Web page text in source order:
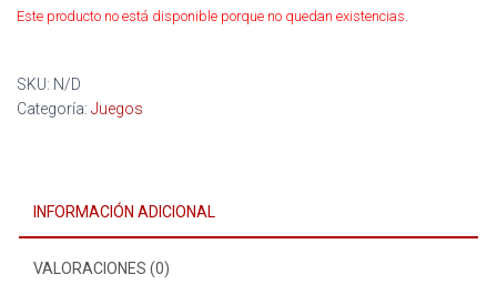
Este producto no está disponible porque no quedan existencias.
SKU: N/D
Categoría: Juegos
INFORMACIÓN ADICIONAL
VALORACIONES (0)